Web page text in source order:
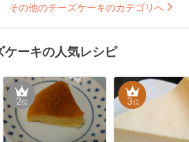
その他のチーズケーキのカテゴリへ
ーキの人気レシピ
2位 3位